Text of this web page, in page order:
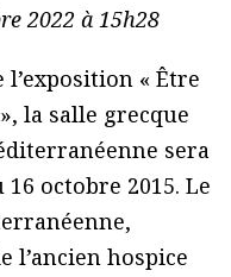
2022 à 15h28
l’exposition « Être
la salle grecque
sera
octobre 2015. Le
l’ancien hospice